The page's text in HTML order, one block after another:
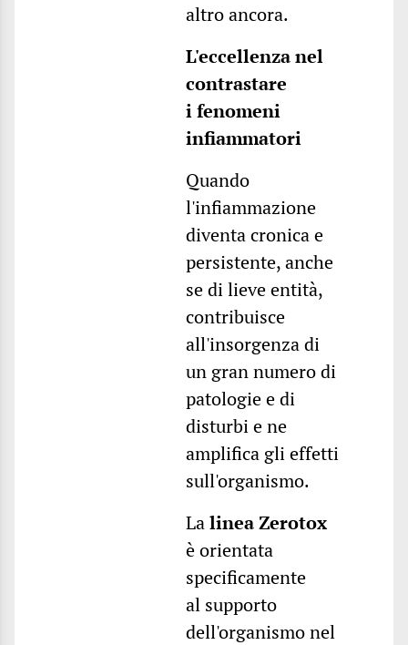
altro ancora.
L'eccellenza nel
contrastare
i fenomeni
infiammatori
Quando
l'infiammazione
diventa cronica e
persistente, anche
se di lieve entità,
contribuisce
all'insorgenza di
un gran numero di
patologie e di
disturbi e ne
amplifica gli effetti
sull'organismo.
Lalinea Zerotox
è orientata
specificamente
al supporto
dell'organismo nel